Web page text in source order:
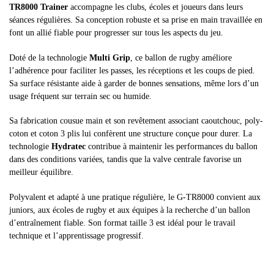
TR8000 Trainer accompagne les clubs, écoles et joueurs dans leurs
séances régulières. Sa conception robuste et sa prise en main travaillée en
font un allié fiable pour progresser sur tous les aspects du jeu.
Doté de la technologie Multi Grip , ce ballon de rugby améliore
l’adhérence pour faciliter les passes, les réceptions et les coups de pied.
Sa surface résistante aide à garder de bonnes sensations, même lors d’un
usage fréquent sur terrain sec ou humide.
Sa fabrication cousue main et son revêtement associant caoutchouc, poly-
coton et coton 3 plis lui confèrent une structure conçue pour durer. La
technologie Hydratec contribue à maintenir les performances du ballon
dans des conditions variées, tandis que la valve centrale favorise un
meilleur équilibre.
Polyvalent et adapté à une pratique régulière, le G-TR8000 convient aux
juniors, aux écoles de rugby et aux équipes à la recherche d’un ballon
d’entraînement fiable. Son format taille 3 est idéal pour le travail
technique et l’apprentissage progressif.